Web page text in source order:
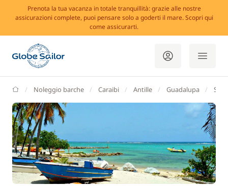
Prenota la tua vacanza in totale tranquillità: grazie alle nostre
assicurazioni complete, puoi pensare solo a goderti il mare. Scopri qui
come assicurarti.
GlobeSailor
Noleggio barche Caraibi Antille Guadalupa